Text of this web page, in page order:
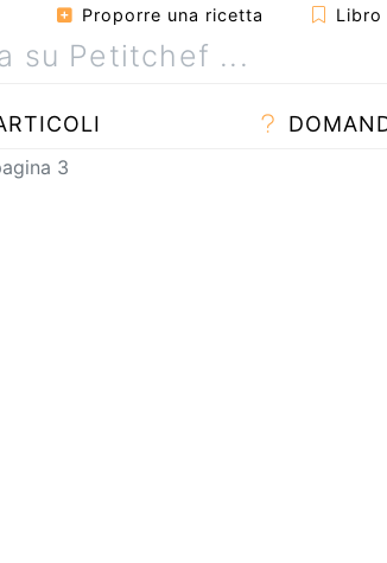
Proporre una ricetta
3